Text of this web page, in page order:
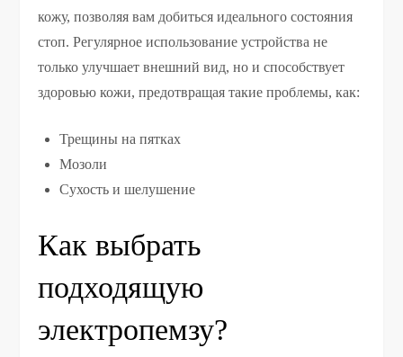
кожу, позволяя вам добиться идеального состояния
стоп. Регулярное использование устройства не
только улучшает внешний вид, но и способствует
здоровью кожи, предотвращая такие проблемы, как:
Трещины на пятках
Мозоли
Сухость и шелушение
Как выбрать
подходящую
электропемзу?